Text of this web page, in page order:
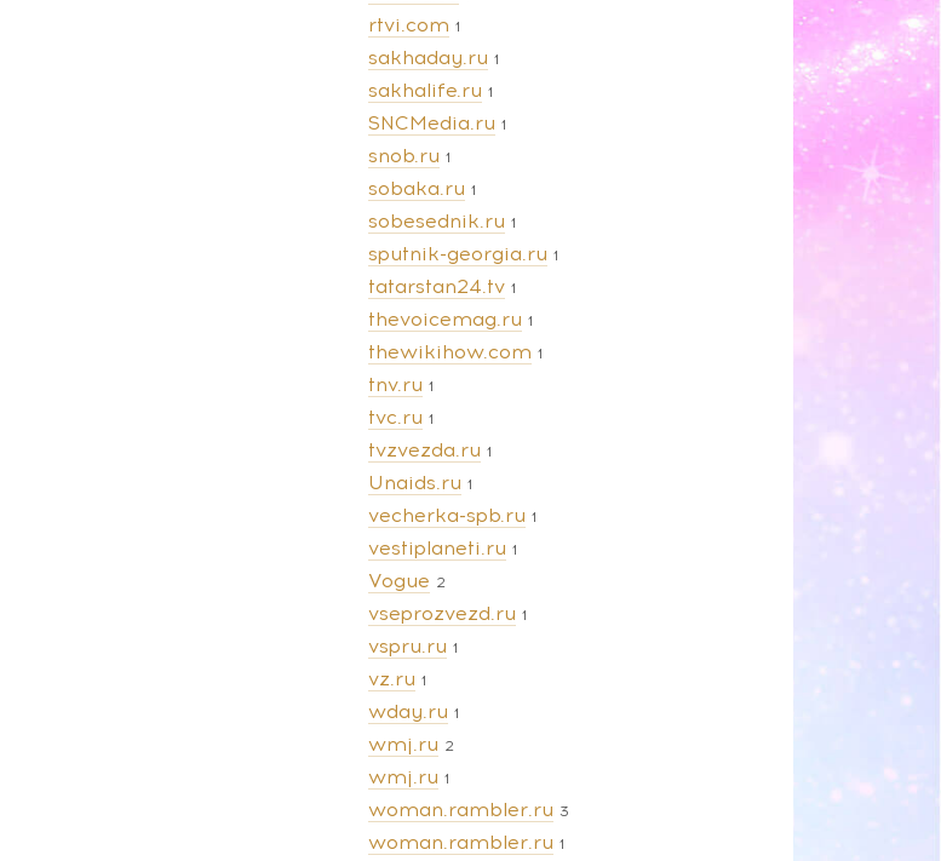
rtvi.com 1
sakhaday.ru 1
sakhalife.ru 1
SNCMedia.ru 1
snob.ru 1
sobaka.ru 1
sobesednik.ru 1
sputnik-georgia.ru 1
tatarstan24.tv 1
thevoicemag.ru 1
thewikihow.com 1
tnv.ru 1
tvc.ru 1
tvzvezda.ru 1
Unaids.ru 1
vecherka-spb.ru 1
vestiplaneti.ru 1
Vogue 2
vseprozvezd.ru 1
vspru.ru 1
vz.ru 1
wday.ru 1
wmj.ru 2
wmj.ru 1
woman.rambler.ru 3
woman.rambler.ru 1